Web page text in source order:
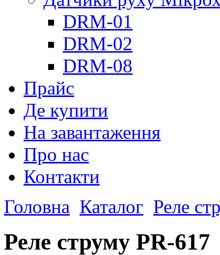
DRM-01
DRM-02
DRM-08
Прайс
Де купити
На завантаження
Про нас
Контакти
Головна Каталог Реле
Реле струму PR-617